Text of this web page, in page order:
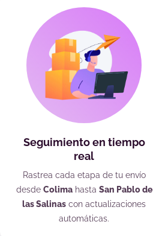
Seguimiento en tiempo
real
Rastrea cada etapa de tu envío
desde Colimahasta San Pablo de
las Salinas con actualizaciones
automáticas.